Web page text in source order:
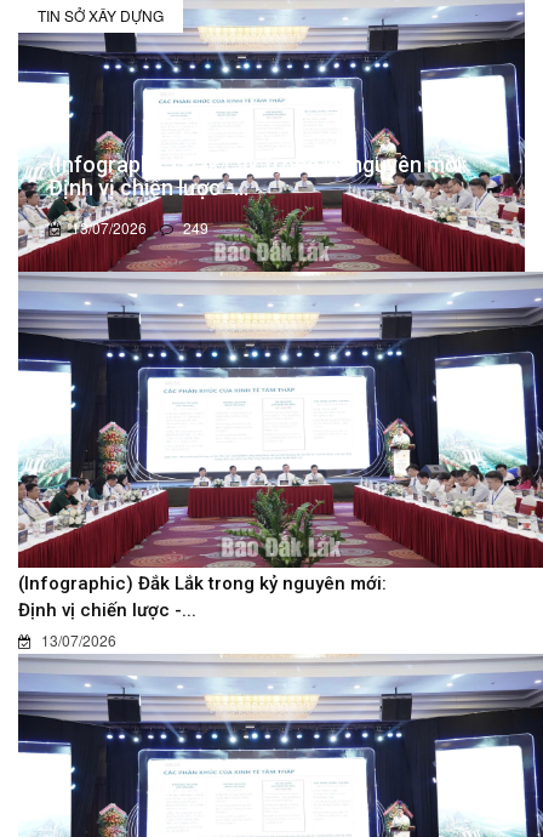
TIN SỞ XÂY DỰNG
(Infographic) Đắk Lắk trong kỷ nguyên mới:
Định vị chiến lược -...
13/07/2026 249
(Infographic) Đắk Lắk trong kỷ nguyên mới:
Định vị chiến lược -...
13/07/2026